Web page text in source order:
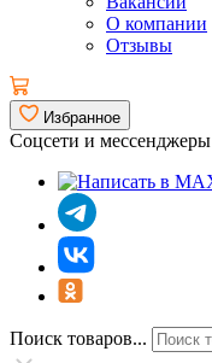
О компании
Отзывы
Избранное
Соцсети и мессенджеры
Поиск товаров...